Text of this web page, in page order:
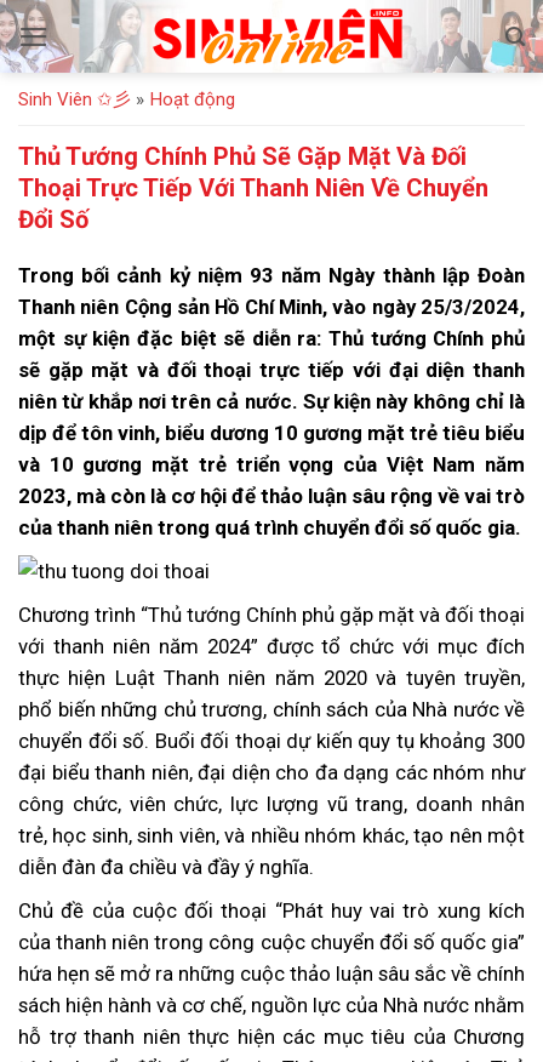
Bỏ
qua
nội
dung
Sinh Viên ✩彡 » Hoạt động
Thủ Tướng Chính Phủ Sẽ Gặp Mặt Và Đối
Thoại Trực Tiếp Với Thanh Niên Về Chuyển
Đổi Số
Trong bối cảnh kỷ niệm 93 năm Ngày thành lập Đoàn
Thanh niên Cộng sản Hồ Chí Minh, vào ngày 25/3/2024,
một sự kiện đặc biệt sẽ diễn ra: Thủ tướng Chính phủ
sẽ gặp mặt và đối thoại trực tiếp với đại diện thanh
niên từ khắp nơi trên cả nước. Sự kiện này không chỉ là
dịp để tôn vinh, biểu dương 10 gương mặt trẻ tiêu biểu
và 10 gương mặt trẻ triển vọng của Việt Nam năm
2023, mà còn là cơ hội để thảo luận sâu rộng về vai trò
của thanh niên trong quá trình chuyển đổi số quốc gia.
Chương trình “Thủ tướng Chính phủ gặp mặt và đối thoại
với thanh niên năm 2024” được tổ chức với mục đích
thực hiện Luật Thanh niên năm 2020 và tuyên truyền,
phổ biến những chủ trương, chính sách của Nhà nước về
chuyển đổi số. Buổi đối thoại dự kiến quy tụ khoảng 300
đại biểu thanh niên, đại diện cho đa dạng các nhóm như
công chức, viên chức, lực lượng vũ trang, doanh nhân
trẻ, học sinh, sinh viên, và nhiều nhóm khác, tạo nên một
diễn đàn đa chiều và đầy ý nghĩa.
Chủ đề của cuộc đối thoại “Phát huy vai trò xung kích
của thanh niên trong công cuộc chuyển đổi số quốc gia”
hứa hẹn sẽ mở ra những cuộc thảo luận sâu sắc về chính
sách hiện hành và cơ chế, nguồn lực của Nhà nước nhằm
hỗ trợ thanh niên thực hiện các mục tiêu của Chương